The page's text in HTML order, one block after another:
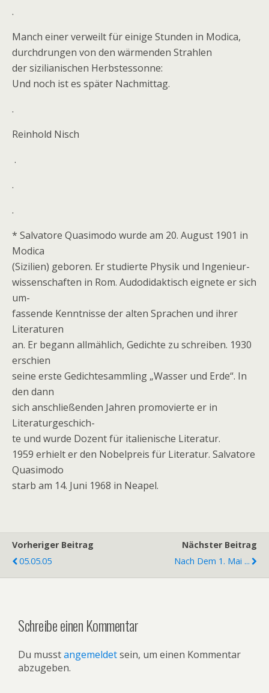
.
Manch einer verweilt für einige Stunden in Modica,
durchdrungen von den wärmenden Strahlen
der sizilianischen Herbstessonne:
Und noch ist es später Nachmittag.
.
Reinhold Nisch
.
.
.
* Salvatore Quasimodo wurde am 20. August 1901 in
Modica
(Sizilien) geboren. Er studierte Physik und Ingenieur-
wissenschaften in Rom. Audodidaktisch eignete er sich
um-
fassende Kenntnisse der alten Sprachen und ihrer
Literaturen
an. Er begann allmählich, Gedichte zu schreiben. 1930
erschien
seine erste Gedichtesammling „Wasser und Erde“. In
den dann
sich anschließenden Jahren promovierte er in
Literaturgeschich-
te und wurde Dozent für italienische Literatur.
1959 erhielt er den Nobelpreis für Literatur. Salvatore
Quasimodo
starb am 14. Juni 1968 in Neapel.
Vorheriger Beitrag
05.05.05
Nächster Beitrag
Nach Dem 1. Mai ...
Schreibe einen Kommentar
Du musstangemeldetsein, um einen Kommentar
abzugeben.